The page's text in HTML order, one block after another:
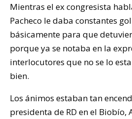
Mientras el ex congresista
Pacheco le daba constantes
básicamente para que
porque ya se notaba en la
interlocutores que no se lo
bien.
Los ánimos estaban tan
presidenta de RD en el Biobío,